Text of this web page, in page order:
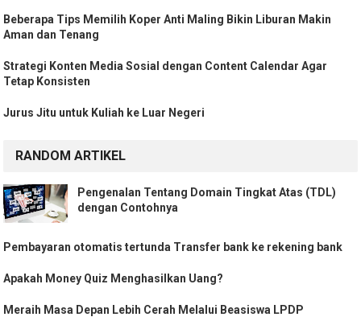
Beberapa Tips Memilih Koper Anti Maling Bikin Liburan Makin
Aman dan Tenang
Strategi Konten Media Sosial dengan Content Calendar Agar
Tetap Konsisten
Jurus Jitu untuk Kuliah ke Luar Negeri
RANDOM ARTIKEL
Pengenalan Tentang Domain Tingkat Atas (TDL)
dengan Contohnya
Pembayaran otomatis tertunda Transfer bank ke rekening bank
Apakah Money Quiz Menghasilkan Uang?
Meraih Masa Depan Lebih Cerah Melalui Beasiswa LPDP